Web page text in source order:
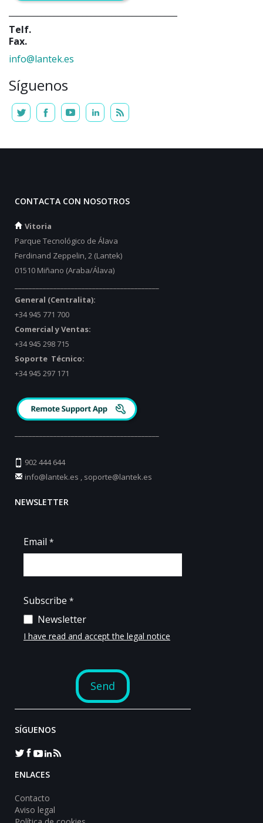
Telf.
Fax.
info@lantek.es
Síguenos
CONTACTA CON NOSOTROS
Vitoria
Parque Tecnológico de Álava
Ferdinand Zeppelin, 2 (Lantek)
01510 Miñano (Araba/Álava)
General (Centralita):
+34 945 771 700
Comercial y Ventas:
+34 945 298 715
Soporte Técnico:
+34 945 297 171
902 444 644
info@lantek.es , soporte@lantek.es
NEWSLETTER
SÍGUENOS
ENLACES
Contacto
Aviso legal